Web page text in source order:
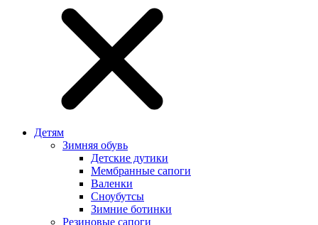
Детям
Зимняя обувь
Детские дутики
Мембранные сапоги
Валенки
Сноубутсы
Зимние ботинки
Резиновые сапоги